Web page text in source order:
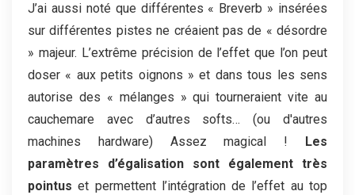
J’ai aussi noté que différentes « Breverb » insérées
sur différentes pistes ne créaient pas de « désordre
» majeur. L’extrême précision de l’effet que l’on peut
doser « aux petits oignons » et dans tous les sens
autorise des « mélanges » qui tourneraient vite au
cauchemare avec d’autres softs… (ou d'autres
machines hardware) Assez magical ! Les
paramètres d’égalisation sont également très
pointus et permettent l’intégration de l’effet au top